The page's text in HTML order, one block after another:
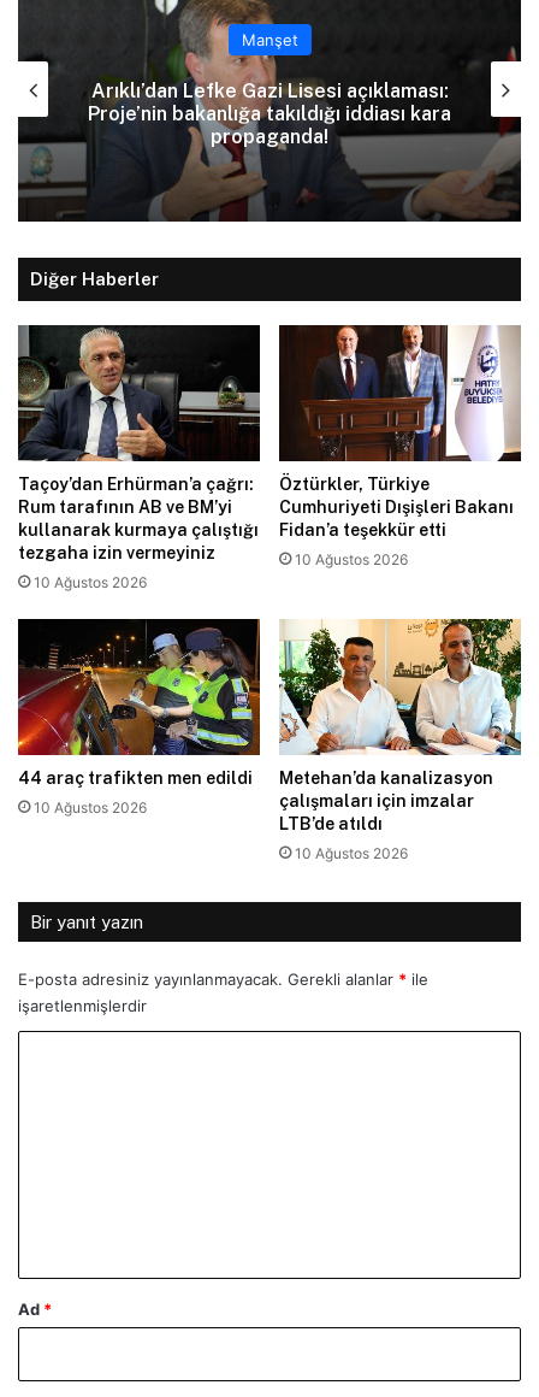
Manşet
Arıklı’dan Lefke Gazi Lisesi açıklaması:
Proje’nin bakanlığa takıldığı iddiası kara
propaganda!
Diğer Haberler
Taçoy’dan Erhürman’a çağrı:
Rum tarafının AB ve BM’yi
kullanarak kurmaya çalıştığı
tezgaha izin vermeyiniz
10 Ağustos 2026
Öztürkler, Türkiye
Cumhuriyeti Dışişleri Bakanı
Fidan’a teşekkür etti
10 Ağustos 2026
44 araç trafikten men edildi
10 Ağustos 2026
Metehan’da kanalizasyon
çalışmaları için imzalar
LTB’de atıldı
10 Ağustos 2026
Bir yanıt yazın
E-posta adresiniz yayınlanmayacak. Gerekli alanlar * ile
işaretlenmişlerdir
Ad *